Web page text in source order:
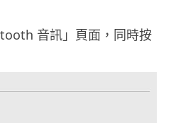
音訊」頁面，同時按